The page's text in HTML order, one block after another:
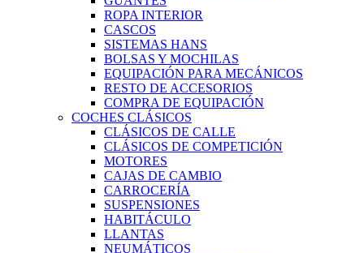
ROPA INTERIOR
CASCOS
SISTEMAS HANS
BOLSAS Y MOCHILAS
EQUIPACIÓN PARA MECÁNICOS
RESTO DE ACCESORIOS
COMPRA DE EQUIPACIÓN
COCHES CLÁSICOS
CLÁSICOS DE CALLE
CLÁSICOS DE COMPETICIÓN
MOTORES
CAJAS DE CAMBIO
CARROCERÍA
SUSPENSIONES
HABITÁCULO
LLANTAS
NEUMÁTICOS